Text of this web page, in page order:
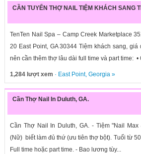
CẦN TUYỂN THỢ NAIL TIỆM KHÁCH SANG
TenTen Nail Spa – Camp Creek Marketplace
20 East Point, GA 30344 Tiệm khách sang, giá
nên cần thêm thợ lâu dài full time và part time: •
1,284 lượt xem · East Point, Georgia»
Cần Thợ Nail In Duluth, GA.
Cần Thợ Nail In Duluth, GA. - Tiệm "Nail
(Nữ) biết làm đủ thứ (ưu tiên thợ bột). Tuổi từ
Full time hoặc part time. - Bao lương tùy...